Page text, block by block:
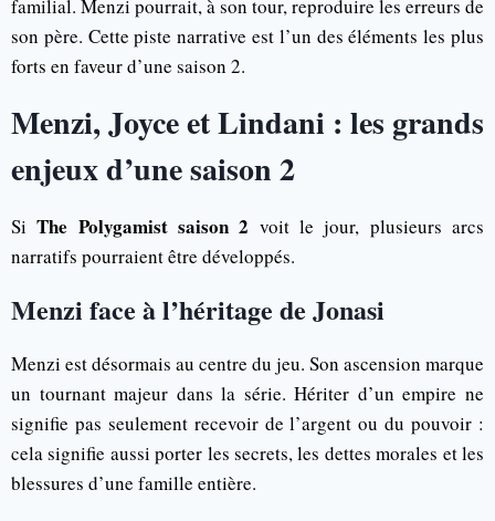
familial. Menzi pourrait, à son tour, reproduire les erreurs de
son père. Cette piste narrative est l’un des éléments les plus
forts en faveur d’une saison 2.
Menzi, Joyce et Lindani : les grands
enjeux d’une saison 2
SiThe Polygamist saison 2 voit le jour, plusieurs arcs
narratifs pourraient être développés.
Menzi face à l’héritage de Jonasi
Menzi est désormais au centre du jeu. Son ascension marque
un tournant majeur dans la série. Hériter d’un empire ne
signifie pas seulement recevoir de l’argent ou du pouvoir :
cela signifie aussi porter les secrets, les dettes morales et les
blessures d’une famille entière.